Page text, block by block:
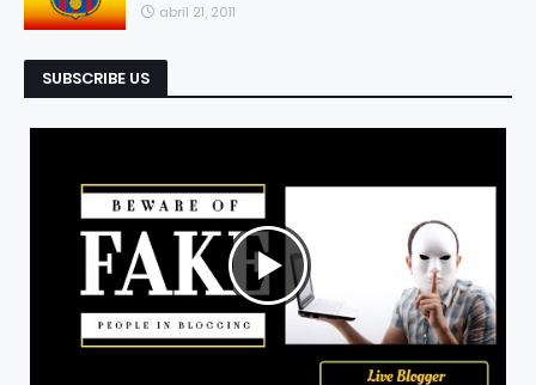
abril 21, 2011
SUBSCRIBE US